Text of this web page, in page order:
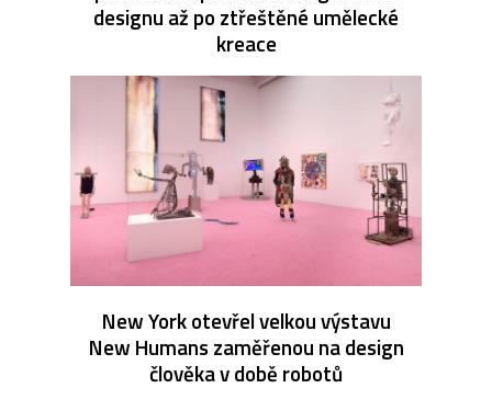
designu až po ztřeštěné umělecké
kreace
New York otevřel velkou výstavu
New Humans zaměřenou na design
člověka v době robotů